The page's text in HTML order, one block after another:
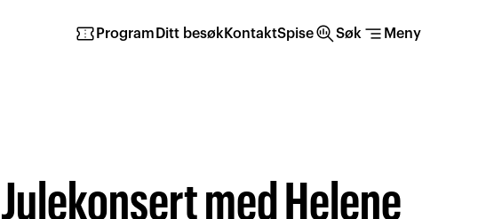
confirmation_number Program Ditt besøkKontaktSpisesearch_insightsSøk segment Meny
Julekonsert med Helene